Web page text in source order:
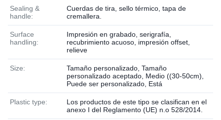
Sealing &
handle:
Cuerdas de tira, sello térmico, tapa de
cremallera.
Surface
handling:
Impresión en grabado, serigrafía,
recubrimiento acuoso, impresión offset,
relieve
Size:
Tamaño personalizado, Tamaño
personalizado aceptado, Medio ((30-50cm),
Puede ser personalizado, Está
Plastic type:
Los productos de este tipo se clasifican en el
anexo I del Reglamento (UE) n.o 528/2014.